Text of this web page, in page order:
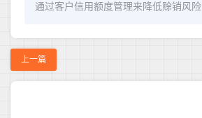
通过客户信用额度管理来降低赊销风险
上一篇